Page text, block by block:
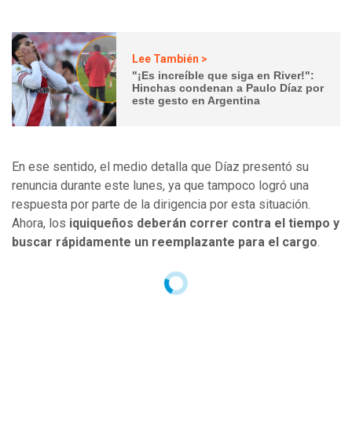
Lee También >
"¡Es increíble que siga en River!":
Hinchas condenan a Paulo Díaz por
este gesto en Argentina
En ese sentido, el medio detalla que Díaz presentó su
renuncia durante este lunes, ya que tampoco logró una
respuesta por parte de la dirigencia por esta situación.
Ahora, los iquiqueños deberán correr contra el tiempo y
buscar rápidamente un reemplazante para el cargo.